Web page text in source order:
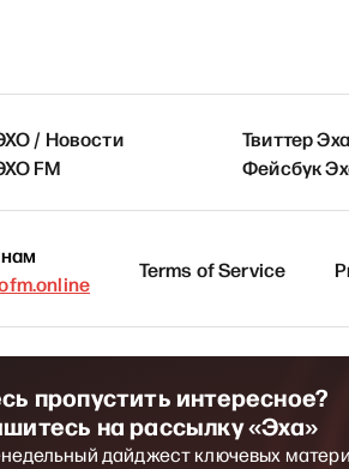
/ Новости
FM
Твиттер Эха
Фейсбук
Terms of Service
пропустить интересное?
на рассылку «Эха»
дайджест ключевых